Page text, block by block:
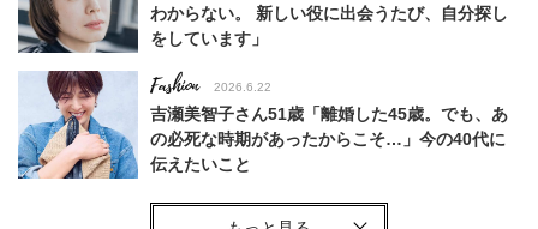
わからない。 新しい役に出会うたび、自分探し
をしています」
Fashion 2026.6.22
吉瀬美智子さん51歳「離婚した45歳。でも、あ
の必死な時期があったからこそ…」今の40代に
伝えたいこと
Fashion